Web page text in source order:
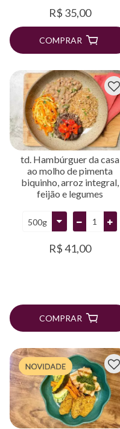
R$ 35,00
COMPRAR
td. Hambúrguer da casa
ao molho de pimenta
biquinho, arroz integral,
feijão e legumes
R$ 41,00
COMPRAR